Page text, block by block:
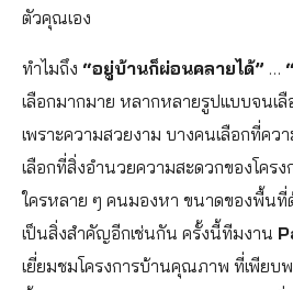
ตัวคุณเอง
ทำไมถึง “อยู่บ้านก็ผ่อนคลายได้” …
เลือกมากมาย หลากหลายรูปแบบจนเ
เพราะความสวยงาม บางคนเลือกที่คว
เลือกที่สิ่งอำนวยความสะดวกของโคร
ใครหลาย ๆ คนมองหา ขนาดของพื้นที่
เป็นสิ่งสำคัญอีกเช่นกัน ครั้งนี้ทีมงาน
เยี่ยมชมโครงการบ้านคุณภาพ ที่เพีย